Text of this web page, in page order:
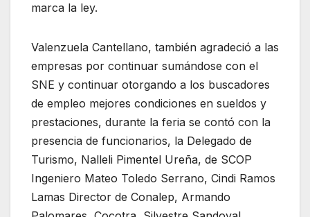
marca la ley.
Valenzuela Cantellano, también agradeció a las
empresas por continuar sumándose con el
SNE y continuar otorgando a los buscadores
de empleo mejores condiciones en sueldos y
prestaciones, durante la feria se contó con la
presencia de funcionarios, la Delegado de
Turismo, Nalleli Pimentel Ureña, de SCOP
Ingeniero Mateo Toledo Serrano, Cindi Ramos
Lamas Director de Conalep, Armando